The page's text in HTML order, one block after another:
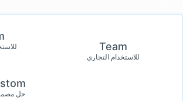
Team
للاستخدام التجاري
حل